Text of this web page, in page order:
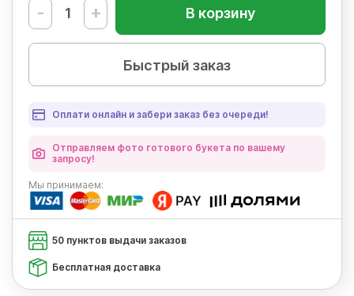
- + В корзину
Быстрый заказ
Оплати онлайн и забери заказ без очереди!
Отправляем фото готового букета по вашему
запросу!
Мы принимаем:
50 пунктов выдачи заказов
Бесплатная доставка